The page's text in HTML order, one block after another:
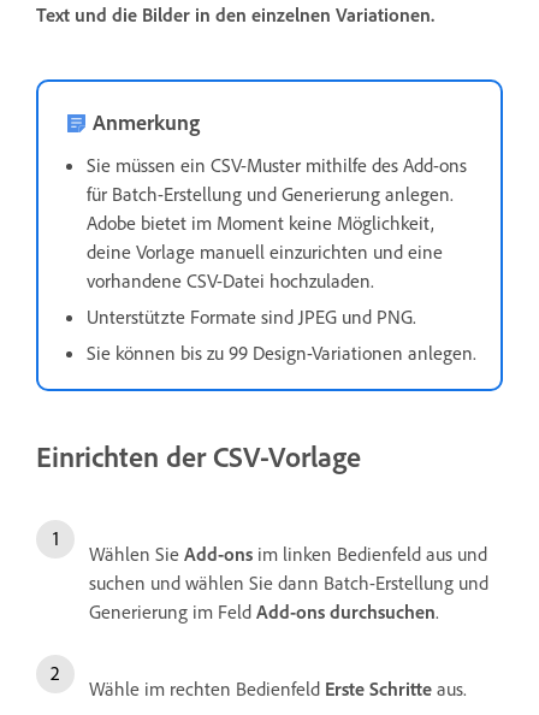
Text und die Bilder in den einzelnen Variationen.
Anmerkung
Sie müssen ein CSV-Muster mithilfe des Add-ons
für Batch-Erstellung und Generierung anlegen.
Adobe bietet im Moment keine Möglichkeit,
deine Vorlage manuell einzurichten und eine
vorhandene CSV-Datei hochzuladen.
Unterstützte Formate sind JPEG und PNG.
Sie können bis zu 99 Design-Variationen anlegen.
Einrichten der CSV-Vorlage
Wählen Sie Add-ons im linken Bedienfeld aus und
suchen und wählen Sie dann Batch-Erstellung und
Generierung im Feld Add-ons durchsuchen.
Wähle im rechten Bedienfeld Erste Schritte aus.